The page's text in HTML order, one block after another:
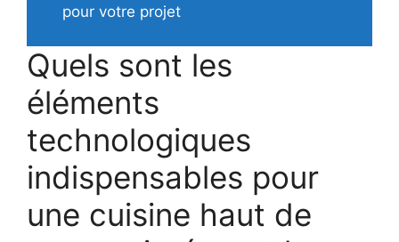
pour votre projet
Quels sont les
éléments
technologiques
indispensables pour
une cuisine haut de